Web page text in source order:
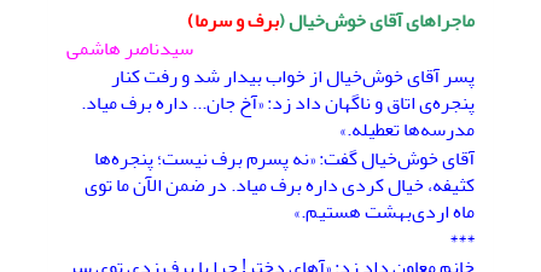
ماجراهای آقای خوش‌خیال (برف و سرما)
سیدناصر هاشمی
پسر آقای خوش‌خیال از خواب بیدار شد و رفت کنار
پنجره‌ی اتاق و ناگهان داد زد: «آخ جان... داره برف میاد.
مدرسه‌ها تعطیله.»
آقای خوش‌خیال گفت: «نه پسرم برف نیست؛ پنجره‌ها
کثیفه، خیال کردی داره برف میاد. در ضمن الآن ما توی
ماه اردی‌بهشت هستیم.»
***